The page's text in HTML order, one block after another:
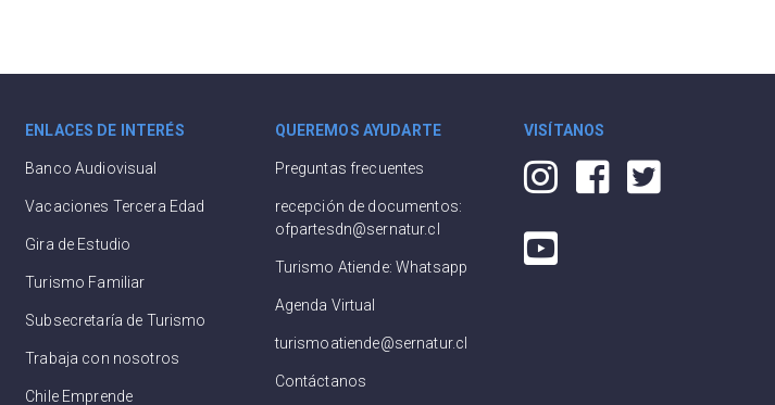
ENLACES DE INTERÉS
Banco Audiovisual
Vacaciones Tercera Edad
Gira de Estudio
Turismo Familiar
Subsecretaría de Turismo
Trabaja con nosotros
Chile Emprende
QUEREMOS AYUDARTE
Preguntas frecuentes
recepción de documentos:
ofpartesdn@sernatur.cl
Turismo Atiende: Whatsapp
Agenda Virtual
turismoatiende@sernatur.cl
Contáctanos
VISÍTANOS